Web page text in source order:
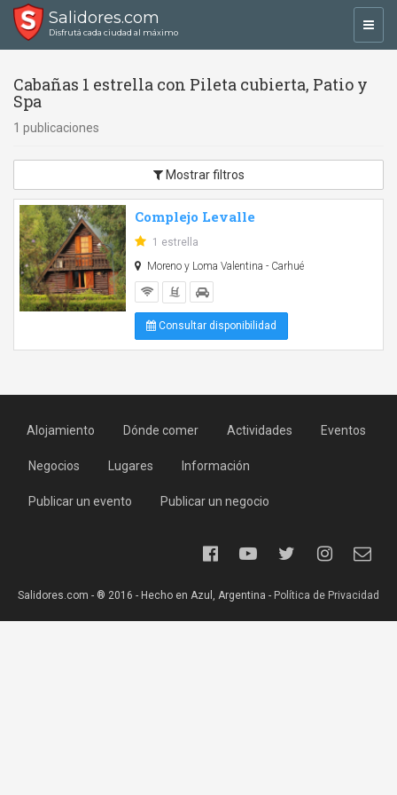
Salidores.com
Disfrutá cada ciudad al máximo
Cabañas 1 estrella con Pileta cubierta, Patio y
Spa
1 publicaciones
Mostrar filtros
Complejo Levalle
1 estrella
Moreno y Loma Valentina - Carhué
Consultar disponibilidad
Alojamiento Dónde comer Actividades Eventos
Negocios Lugares Información
Publicar un evento Publicar un negocio
Salidores.com - ® 2016 - Hecho en Azul, Argentina - Política de Privacidad